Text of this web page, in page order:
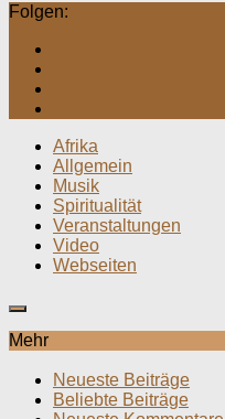
Folgen:
Afrika
Allgemein
Musik
Spiritualität
Veranstaltungen
Video
Webseiten
Mehr
Neueste Beiträge
Beliebte Beiträge